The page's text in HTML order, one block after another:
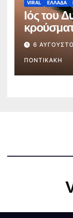
VIRAL ΕΛΛΑΔΑ
Ιός του
περιοχές
6
ΠΟΝΤΙΚΆΚΗ